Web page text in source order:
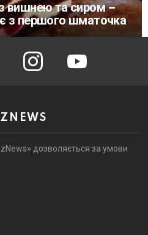
вишнею та сиром –
з першого шматочка
instagram youtube
дозволяється за умови